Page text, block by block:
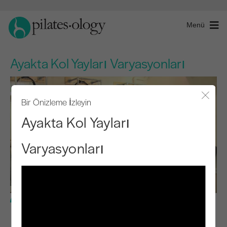
Menü
Ayakta Kol Yayları Varyasyonları
Bir Önizleme İzleyin
Ayakta Kol Yayları
Varyasyonları